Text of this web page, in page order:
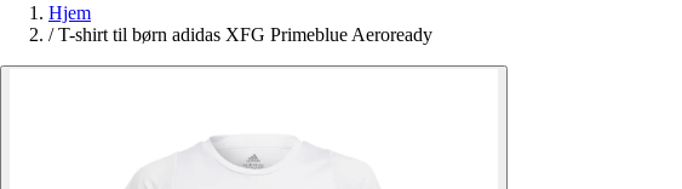
Hjem
/ T-shirt til børn adidas XFG Primeblue Aeroready